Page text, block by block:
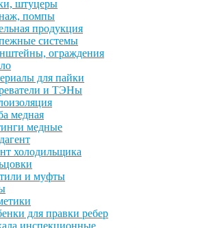
штуцеры
помпы
продукция
системы
ограждения
для пайки
и ТЭНы
медная
медные
холодильщика
и муфты
для правки ребер
инспекционные